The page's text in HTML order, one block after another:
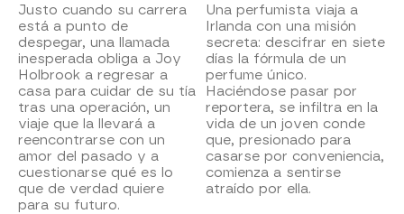
Justo cuando su carrera
está a punto de
despegar, una llamada
inesperada obliga a Joy
Holbrook a regresar a
casa para cuidar de su tía
tras una operación, un
viaje que la llevará a
reencontrarse con un
amor del pasado y a
cuestionarse qué es lo
que de verdad quiere
para su futuro.
Una perfumista viaja a
Irlanda con una misión
secreta: descifrar en siete
días la fórmula de un
perfume único.
Haciéndose pasar por
reportera, se infiltra en la
vida de un joven conde
que, presionado para
casarse por conveniencia,
comienza a sentirse
atraído por ella.